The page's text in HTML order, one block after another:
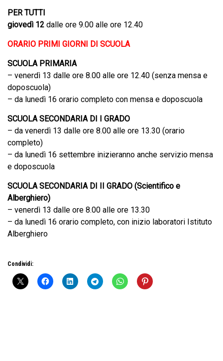
PER TUTTI
giovedì 12 dalle ore 9.00 alle ore 12.40
ORARIO PRIMI GIORNI DI SCUOLA
SCUOLA PRIMARIA
– venerdì 13 dalle ore 8.00 alle ore 12.40 (senza mensa e
doposcuola)
– da lunedì 16 orario completo con mensa e doposcuola
SCUOLA SECONDARIA DI I GRADO
– da venerdì 13 dalle ore 8.00 alle ore 13.30 (orario
completo)
– da lunedì 16 settembre inizieranno anche servizio mensa
e doposcuola
SCUOLA SECONDARIA DI II GRADO (Scientifico e
Alberghiero)
– venerdì 13 dalle ore 8.00 alle ore 13.30
– da lunedì 16 orario completo, con inizio laboratori Istituto
Alberghiero
Condividi: